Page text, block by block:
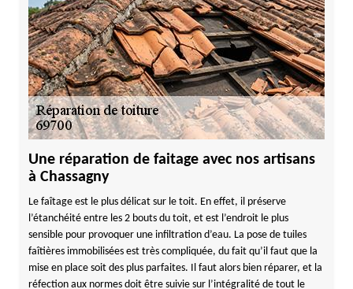
Une réparation de faitage avec nos artisans
à Chassagny
Le faîtage est le plus délicat sur le toit. En effet, il préserve
l’étanchéité entre les 2 bouts du toit, et est l’endroit le plus
sensible pour provoquer une infiltration d’eau. La pose de tuiles
faîtières immobilisées est très compliquée, du fait qu’il faut que la
mise en place soit des plus parfaites. Il faut alors bien réparer, et la
réfection aux normes doit être suivie sur l’intégralité de tout le